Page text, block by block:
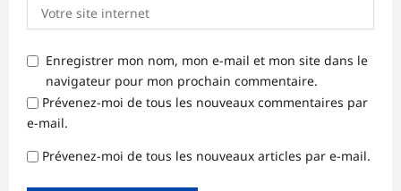
Enregistrer mon nom, mon e-mail et mon site dans le
navigateur pour mon prochain commentaire.
Prévenez-moi de tous les nouveaux commentaires par
e-mail.
Prévenez-moi de tous les nouveaux articles par e-mail.